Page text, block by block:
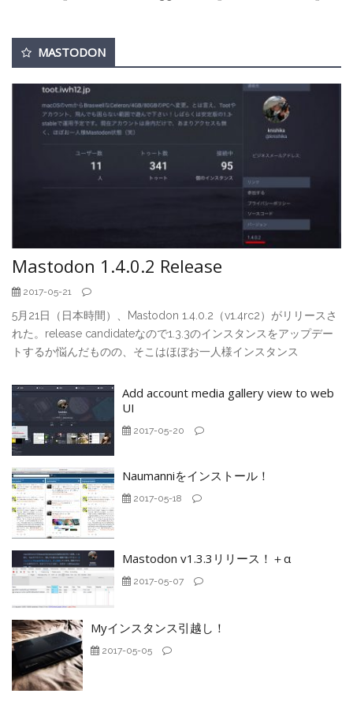
MASTODON
Mastodon 1.4.0.2 Release
2017-05-21
5月21日（日本時間）、Mastodon 1.4.0.2（v1.4rc2）がリリースさ
れた。release candidateなので1.3.3のインスタンスをアップデー
トするか悩んだものの、そこはほぼお一人様インスタンス
Add account media gallery view to web
UI
2017-05-20
Naumanniをインストール！
2017-05-18
Mastodon v1.3.3リリース！＋α
2017-05-07
Myインスタンス引越し！
2017-05-05